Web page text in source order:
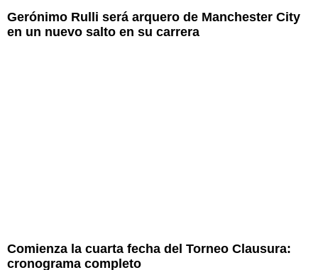
Gerónimo Rulli será arquero de Manchester City
en un nuevo salto en su carrera
Comienza la cuarta fecha del Torneo Clausura:
cronograma completo